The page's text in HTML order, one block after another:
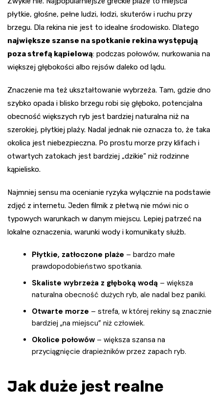
płytkie, głośne, pełne ludzi, łodzi, skuterów i ruchu przy
brzegu. Dla rekina nie jest to idealne środowisko. Dlatego
największe szanse na spotkanie rekina występują
poza strefą kąpielową: podczas połowów, nurkowania na
większej głębokości albo rejsów daleko od lądu.
Znaczenie ma też ukształtowanie wybrzeża. Tam, gdzie dno
szybko opada i blisko brzegu robi się głęboko, potencjalna
obecność większych ryb jest bardziej naturalna niż na
szerokiej, płytkiej plaży. Nadal jednak nie oznacza to, że taka
okolica jest niebezpieczna. Po prostu morze przy klifach i
otwartych zatokach jest bardziej „dzikie” niż rodzinne
kąpielisko.
Najmniej sensu ma ocenianie ryzyka wyłącznie na podstawie
zdjęć z internetu. Jeden filmik z płetwą nie mówi nic o
typowych warunkach w danym miejscu. Lepiej patrzeć na
lokalne oznaczenia, warunki wody i komunikaty służb.
Płytkie, zatłoczone plaże – bardzo małe
prawdopodobieństwo spotkania.
Skaliste wybrzeża z głęboką wodą – większa
naturalna obecność dużych ryb, ale nadal bez paniki.
Otwarte morze – strefa, w której rekiny są znacznie
bardziej „na miejscu” niż człowiek.
Okolice połowów – większa szansa na
przyciągnięcie drapieżników przez zapach ryb.
Jak duże jest realne